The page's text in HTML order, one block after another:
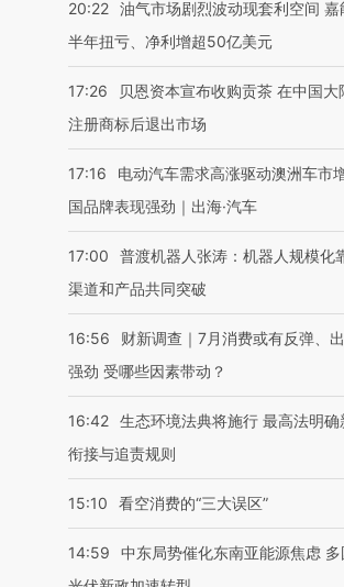
20:22 油气市场剧烈波动现套利空间 嘉
半年扭亏、净利增超50亿美元
17:26
贝恩资本宣布收购贡茶 在中国大
注册商标后退出市场
17:16
电动汽车需求高涨驱动澳洲车市
国品牌表现强劲｜出海·汽车
17:00
普渡机器人张涛：机器人规模化
渠道和产品共同突破
16:56
财新调查｜7月消费或有反弹、
强劲 受哪些因素带动？
16:42 生态环境法典将施行 最高法明确
衔接与追责规则
15:10 看空消费的“三大误区”
14:59
中东局势催化东南亚能源焦虑 多